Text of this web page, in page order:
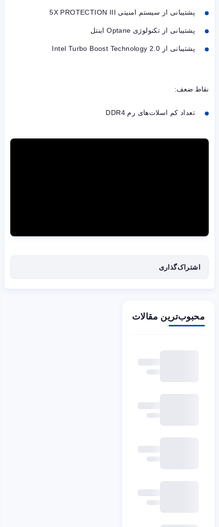
پشتیبانی از سیستم امنیتی 5X PROTECTION III
پشتیبانی از تکنولوژی Optaneاینتل
پشتیبانی از Intel Turbo Boost Technology 2.0
نقاط ضعف:
تعداد کم اسلات‌های رم DDR4
اشتراک‌گذاری
محبوب‌ترین مقالات